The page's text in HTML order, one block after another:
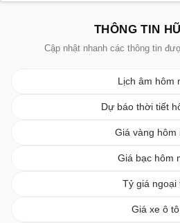
THÔNG TIN
Cập nhật nhanh các thông tin
Lịch âm hôm
Dự báo thời tiết
Giá vàng hôm
Giá bạc hôm
Tỷ giá ngoại
Giá xe ô tô